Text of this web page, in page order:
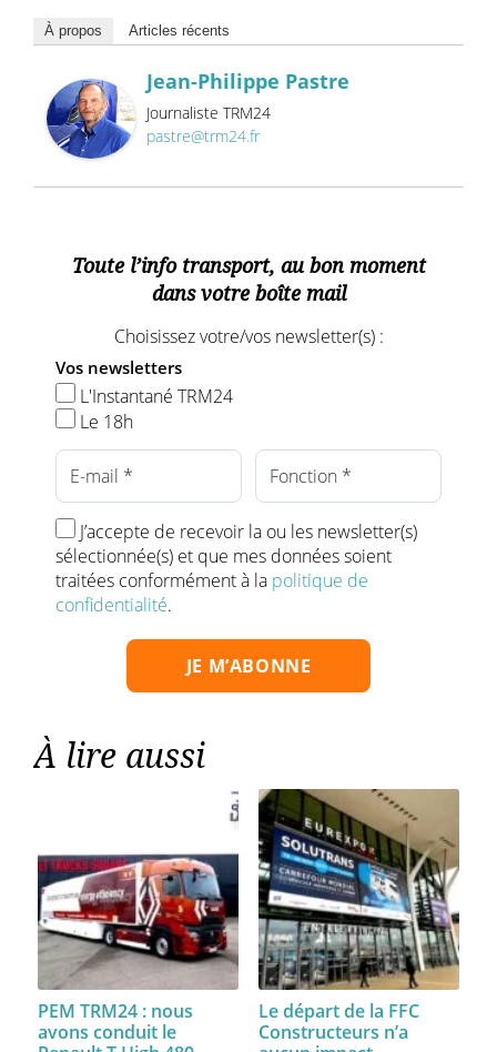
À propos Articles récents
Jean-Philippe Pastre
Journaliste TRM24
pastre@trm24.fr
Toute l’info transport, au bon moment
dans votre boîte mail
Choisissez votre/vos newsletter(s) :
Vos newsletters
L'Instantané TRM24
Le 18h
J’accepte de recevoir la ou les newsletter(s)
sélectionnée(s) et que mes données soient
traitées conformément à la politique de
confidentialité.
À lire aussi
PEM TRM24 : nous
avons conduit le
Le départ de la FFC
Constructeurs n’a